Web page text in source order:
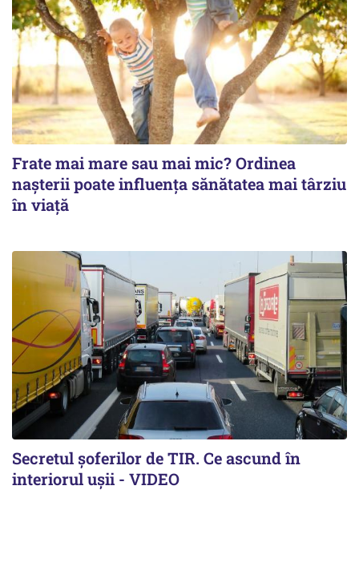
Frate mai mare sau mai mic? Ordinea
nașterii poate influența sănătatea mai târziu
în viață
Secretul șoferilor de TIR. Ce ascund în
interiorul ușii - VIDEO